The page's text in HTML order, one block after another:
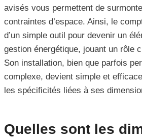
avisés vous permettent de
contraintes d’espace. Ainsi, le
d’un simple outil pour devenir un
gestion énergétique, jouant un rôle
Son installation, bien que parfois
complexe, devient simple et
les spécificités liées à ses
Quelles sont les